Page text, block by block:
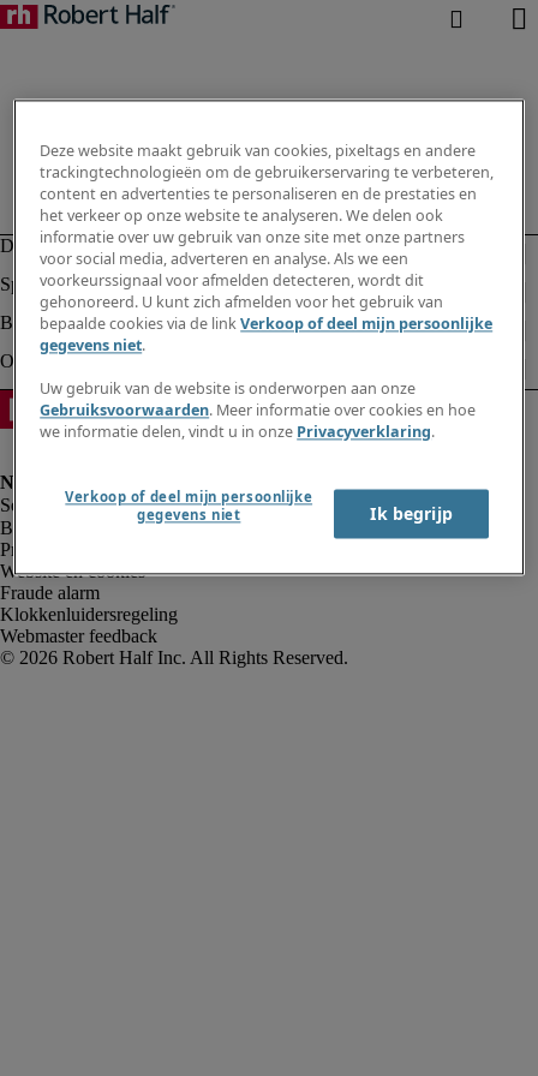
Bedrijfsinformatie
Privacyverklaring
Website en cookies
Fraude alarm
Klokkenluidersregeling
Webmaster feedback
Deze website maakt gebruik van cookies, pixeltags en andere
trackingtechnologieën om de gebruikerservaring te verbeteren,
content en advertenties te personaliseren en de prestaties en
het verkeer op onze website te analyseren. We delen ook
informatie over uw gebruik van onze site met onze partners
voor social media, adverteren en analyse. Als we een
voorkeurssignaal voor afmelden detecteren, wordt dit
gehonoreerd. U kunt zich afmelden voor het gebruik van
bepaalde cookies via de linkVerkoop of deel mijn persoonlijke
gegevens niet.
Uw gebruik van de website is onderworpen aan onze
Gebruiksvoorwaarden. Meer informatie over cookies en hoe
we informatie delen, vindt u in onze Privacyverklaring.
Verkoop of deel mijn persoonlijke
gegevens niet
Ik begrijp